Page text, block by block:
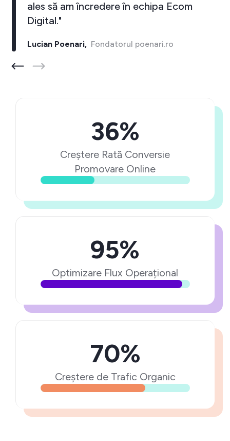
ales să am încredere în echipa Ecom
Digital."
Lucian Poenari,Fondatorul poenari.ro
36%
Creștere Rată Conversie
Promovare Online
95%
Optimizare Flux Operațional
70%
Creștere de Trafic Organic